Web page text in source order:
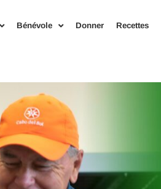
Bénévole Donner Recettes